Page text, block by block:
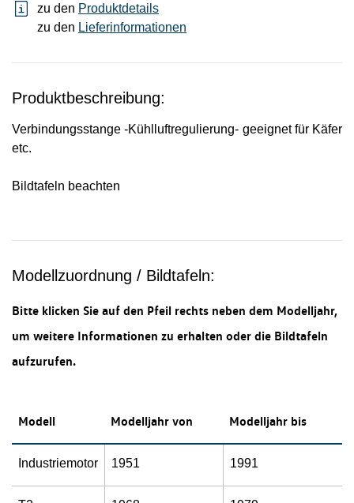
zu den Produktdetails
zu den Lieferinformationen
Produktbeschreibung:
Verbindungsstange -Kühlluftregulierung- geeignet für Käfer
etc.
Bildtafeln beachten
Modellzuordnung / Bildtafeln:
Bitte klicken Sie auf den Pfeil rechts neben dem Modelljahr,
um weitere Informationen zu erhalten oder die Bildtafeln
aufzurufen.
Modell Modelljahr von Modelljahr bis
Industriemotor 1951 1991